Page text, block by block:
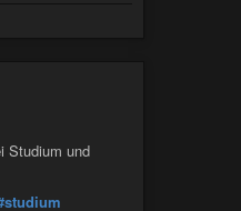
Studium und